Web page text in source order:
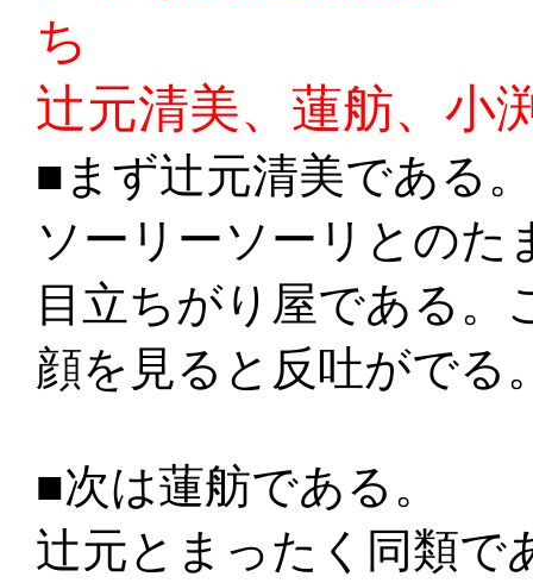
ち
辻元清美、蓮舫、小
■まず辻元清美である。
ソーリーソーリとのた
目立ちがり屋である。
顔を見ると反吐がでる
■次は蓮舫である。
辻元とまったく同類で